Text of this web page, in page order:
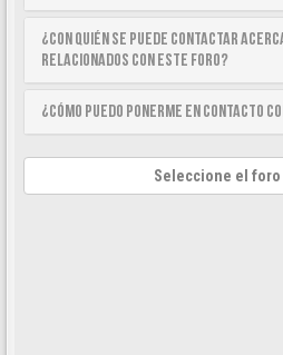
¿Con quién se puede contactar
relacionados con este foro?
¿Cómo puedo ponerme en contacto
Seleccione el foro